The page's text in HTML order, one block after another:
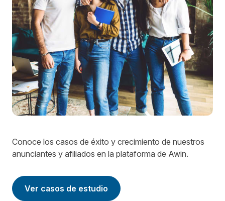
Conoce los casos de éxito y crecimiento de nuestros
anunciantes y afiliados en la plataforma de Awin.
Ver casos de estudio